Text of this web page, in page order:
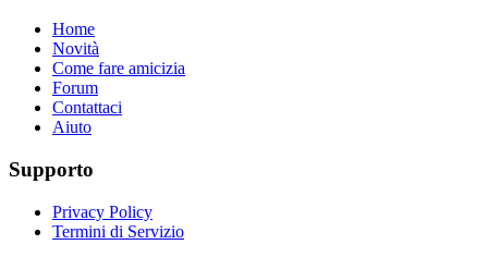
Home
Novità
Come fare amicizia
Forum
Contattaci
Aiuto
Supporto
Privacy Policy
Termini di Servizio